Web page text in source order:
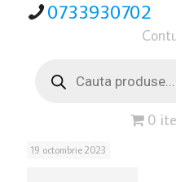
0733930702
search
0
19 octombrie 2023